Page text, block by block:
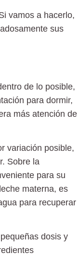
vamos a hacerlo,
sus
de lo posible,
para dormir,
más atención de
variación posible,
Sobre la
para su
materna, es
para recuperar
dosis y